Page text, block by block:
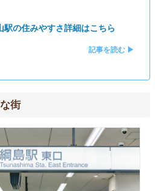
駅の住みやすさ詳細はこちら
記事を読む ▶
街